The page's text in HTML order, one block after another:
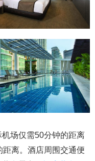
场仅需50分钟的距离
离。酒店周围交通便